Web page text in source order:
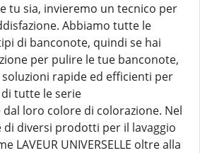
tu sia, invieremo un tecnico per
Abbiamo tutte le
di banconote, quindi se hai
per pulire le tue banconote,
rapide ed efficienti per
tutte le serie
loro colore di colorazione. Nel
diversi prodotti per il lavaggio
LAVEUR UNIVERSELLE oltre alla